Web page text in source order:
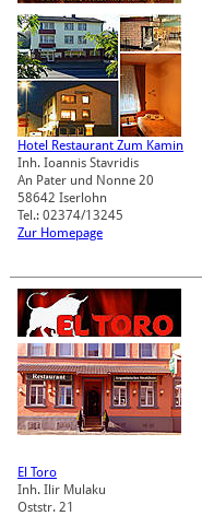
Hotel Restaurant Zum Kamin
Inh. Ioannis Stavridis
An Pater und Nonne 20
58642 Iserlohn
Tel.: 02374/13245
Zur Homepage
El Toro
Inh. Ilir Mulaku
Oststr. 21